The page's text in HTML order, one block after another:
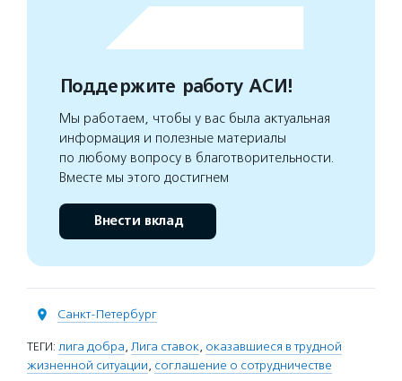
Поддержите работу АСИ!
Мы работаем, чтобы у вас была актуальная
информация и полезные материалы
по любому вопросу в благотворительности.
Вместе мы этого достигнем
Внести вклад
Санкт-Петербург
ТЕГИ: лига добра, Лига ставок, оказавшиеся в трудной
жизненной ситуации, соглашение о сотрудничестве